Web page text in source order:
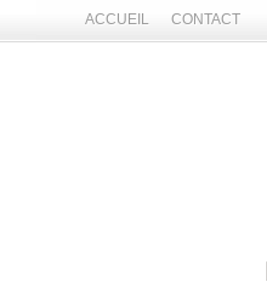
ACCUEIL CONTACT